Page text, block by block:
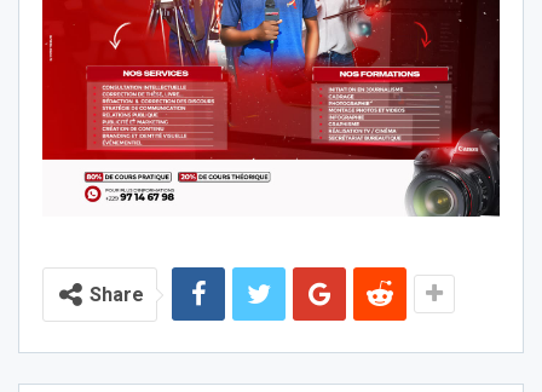
Share